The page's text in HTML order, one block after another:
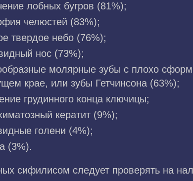
лобных бугров (81%);
челюстей (83%);
твердое небо (76%);
нос (73%);
молярные зубы с плохо
крае, или зубы Гетчинсона (63%);
грудинного конца ключицы;
кератит (9%);
голени (4%);
(3%).
сифилисом следует проверять на